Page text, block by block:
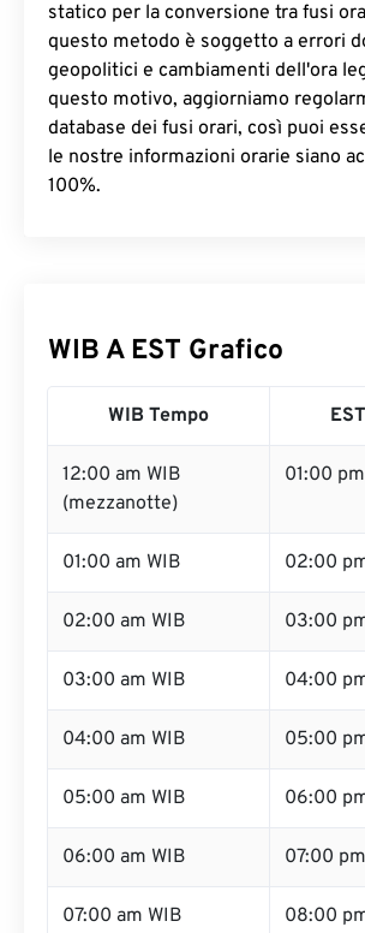
statico per la conversione tra fusi
questo metodo è soggetto a errori
geopolitici e cambiamenti dell'ora
questo motivo, aggiorniamo
database dei fusi orari, così puoi
le nostre informazioni orarie siano
100%.
WIB A EST Grafico
WIB Tempo
12:00 am WIB
(mezzanotte)
01:00
01:00 am WIB 02:00
02:00 am WIB 03:00
03:00 am WIB 04:00
04:00 am WIB 05:00
05:00 am WIB 06:00
06:00 am WIB 07:00
07:00 am WIB 08:00